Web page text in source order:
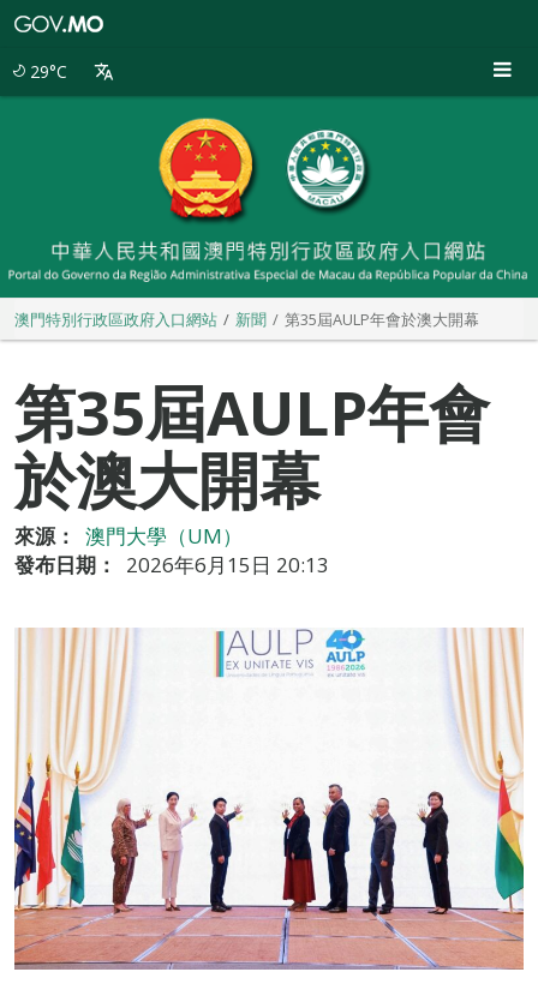
29°C
澳門特別行政區政府入口網站 新聞 第35屆AULP年會於澳大開幕
第35屆AULP年會
於澳大開幕
來源：
澳門大學（UM）
發布日期：
2026年6月15日 20:13